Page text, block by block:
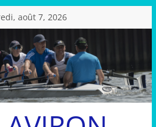
août 7, 2026